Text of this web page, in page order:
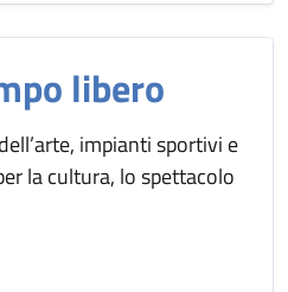
libero
impianti sportivi e
la cultura, lo spettacolo